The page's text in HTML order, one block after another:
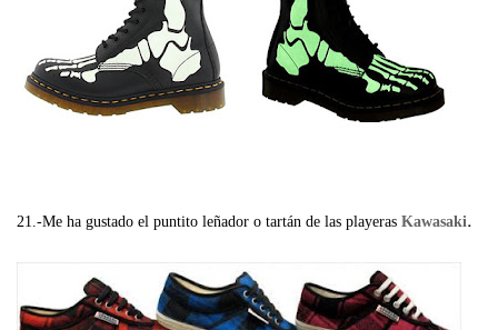
21.-Me ha gustado el puntito leñador o tartán de las playeras Kawasaki.